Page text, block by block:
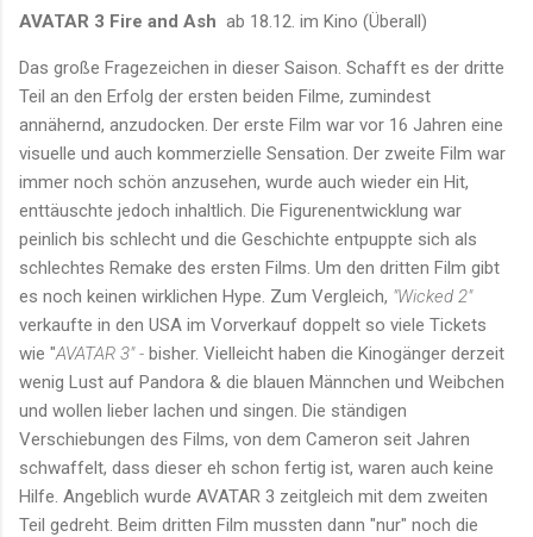
AVATAR 3 Fire and Ash ab 18.12. im Kino (Überall)
Das große Fragezeichen in dieser Saison. Schafft es der dritte
Teil an den Erfolg der ersten beiden Filme, zumindest
annähernd, anzudocken. Der erste Film war vor 16 Jahren eine
visuelle und auch kommerzielle Sensation. Der zweite Film war
immer noch schön anzusehen, wurde auch wieder ein Hit,
enttäuschte jedoch inhaltlich. Die Figurenentwicklung war
peinlich bis schlecht und die Geschichte entpuppte sich als
schlechtes Remake des ersten Films. Um den dritten Film gibt
es noch keinen wirklichen Hype. Zum Vergleich, "Wicked 2"
verkaufte in den USA im Vorverkauf doppelt so viele Tickets
wie "AVATAR 3" - bisher. Vielleicht haben die Kinogänger derzeit
wenig Lust auf Pandora & die blauen Männchen und Weibchen
und wollen lieber lachen und singen. Die ständigen
Verschiebungen des Films, von dem Cameron seit Jahren
schwaffelt, dass dieser eh schon fertig ist, waren auch keine
Hilfe. Angeblich wurde AVATAR 3 zeitgleich mit dem zweiten
Teil gedreht. Beim dritten Film mussten dann "nur" noch die